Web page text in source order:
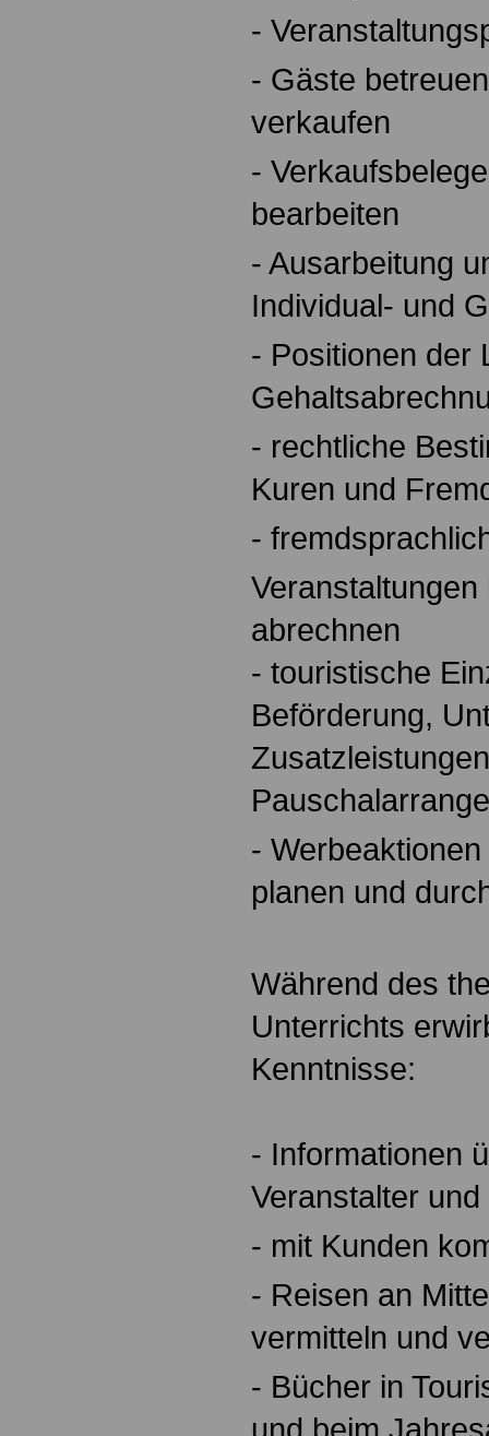
-
- Gäste
verkaufen
-
bearbeiten
- Ausarbeitung
Individual- und
- Positionen der
- rechtliche
Kuren und
-
abrechnen
- touristische
Beförderung,
-
planen und
Während des
Unterrichts
Kenntnisse:
- Informationen
Veranstalter
- mit Kunden
- Reisen an
vermitteln und
- Bücher in
und beim